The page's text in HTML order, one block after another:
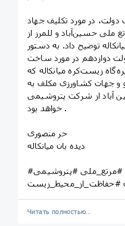
در مورد تکلیف جهاد
ملی حسین‌آباد و للمرز از
توضیح داد. به دستور
دوازدهم در مورد ساخت
زیست‌کره میانکاله که
و جهات کشاورزی مکلف به
آباد از شرکت پتروشیمی
خواهد بود .
حر منصوری
دیده بان میانکاله
#میانکاله #حفظ_محیط_زیست #مرتع_ملی #پتروشیمی
#حفاظت_از_محیط_زیست
Читать полностью…